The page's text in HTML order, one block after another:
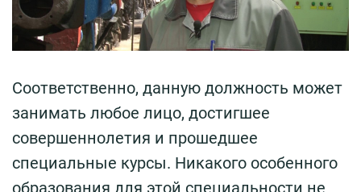
Соответственно, данную должность может
занимать любое лицо, достигшее
совершеннолетия и прошедшее
специальные курсы. Никакого особенного
образования для этой специальности не